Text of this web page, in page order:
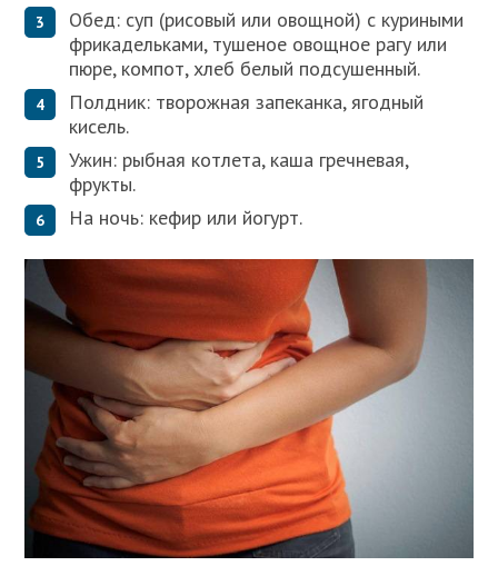
Обед: суп (рисовый или овощной) с куриными
фрикадельками, тушеное овощное рагу или
пюре, компот, хлеб белый подсушенный.
Полдник: творожная запеканка, ягодный
кисель.
Ужин: рыбная котлета, каша гречневая,
фрукты.
На ночь: кефир или йогурт.